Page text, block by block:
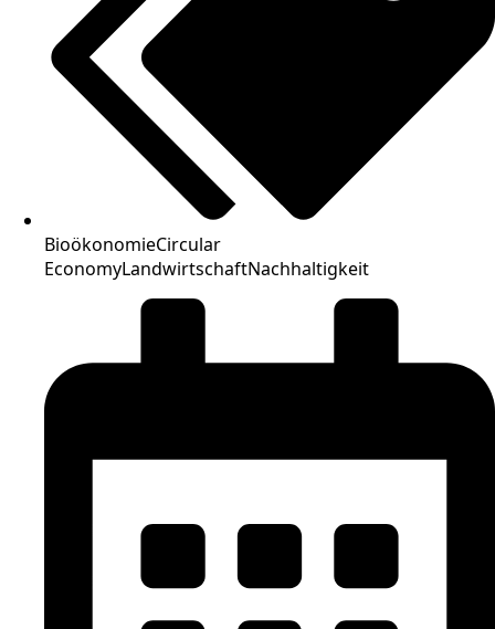
BioökonomieCircular
EconomyLandwirtschaftNachhaltigkeit